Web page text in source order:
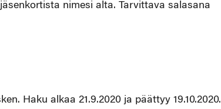
nimesi alta. Tarvittava salasana
Haku alkaa 21.9.2020 ja päättyy 19.10.2020.